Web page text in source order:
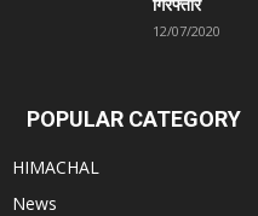
गिरफ्तार
12/07/2020
POPULAR CATEGORY
HIMACHAL
News